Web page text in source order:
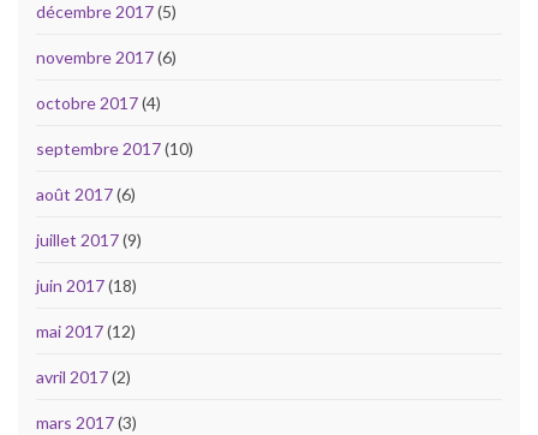
décembre 2017(5)
novembre 2017(6)
octobre 2017(4)
septembre 2017(10)
août 2017(6)
juillet 2017(9)
juin 2017(18)
mai 2017(12)
avril 2017(2)
mars 2017(3)